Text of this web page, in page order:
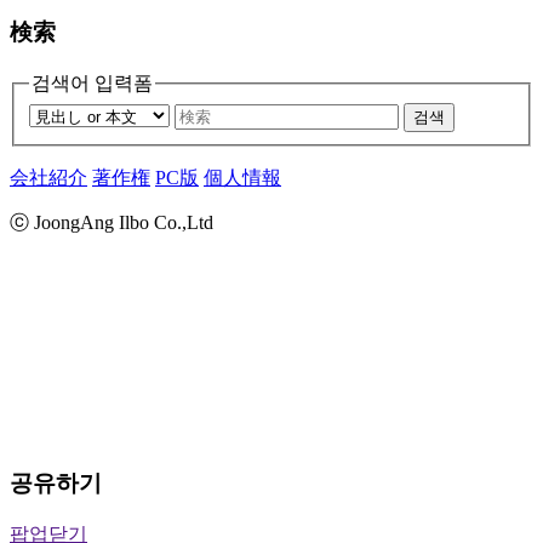
検索
검색어 입력폼
검색
会社紹介 著作権 PC版 個人情報
ⓒ JoongAng Ilbo Co.,Ltd
공유하기
팝업닫기